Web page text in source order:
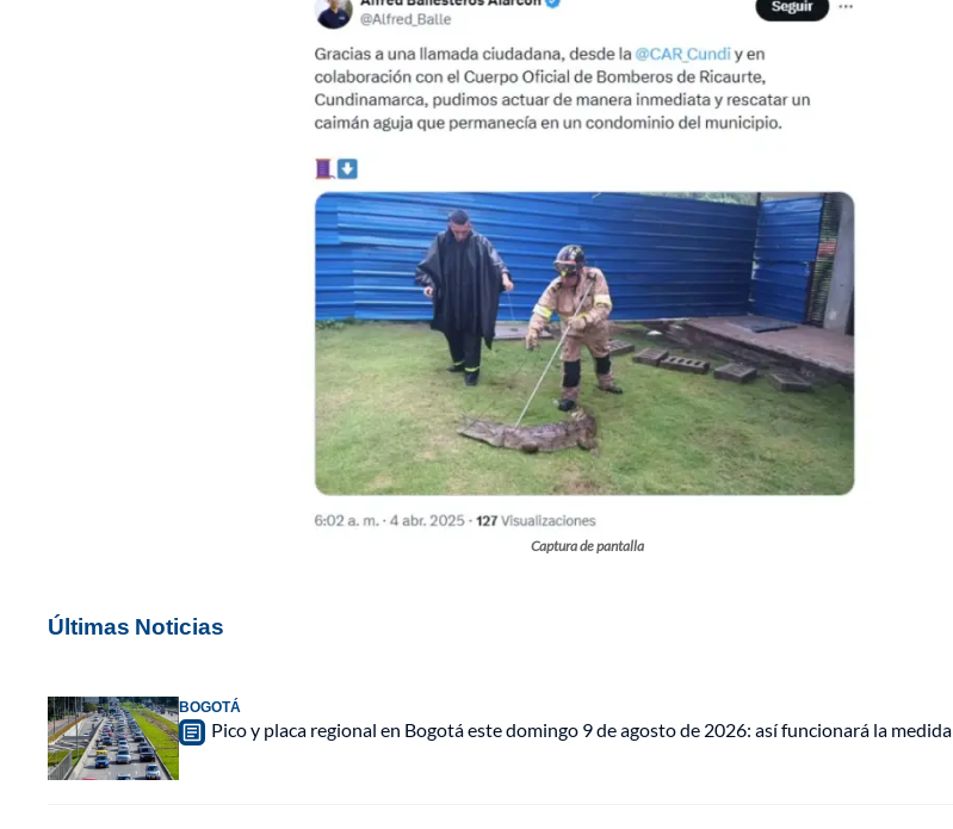
Captura de pantalla
Últimas Noticias
BOGOTÁ
Pico y placa regional en Bogotá este domingo 9 de agosto de 2026: así funcionará la medida